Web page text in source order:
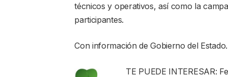
técnicos y operativos, así como la
participantes.
Con información de Gobierno del Estado.
TE PUEDE INTERESAR: